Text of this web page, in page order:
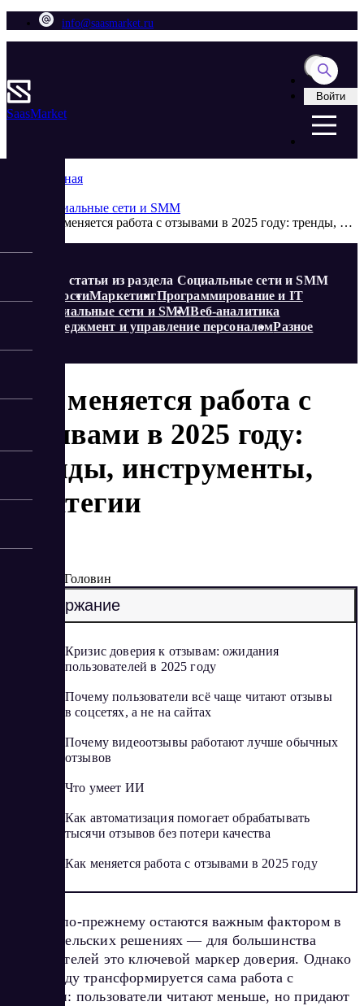
info@saasmarket.ru
SaasMarket
Войти
Главная
Социальные сети и SMM
Как меняется работа с отзывами в 2025 году: тренды, инструменты, стратегии
Еще статьи из раздела Социальные сети и SMM
НовостиМаркетингПрограммирование и IT
Социальные сети и SMMВеб-аналитика
Менеджмент и управление персоналомРазное
Как меняется работа с
отзывами в 2025 году:
тренды, инструменты,
стратегии
5/23/2025
Артур Головин
Содержание
Кризис доверия к отзывам: ожидания
пользователей в 2025 году
Почему пользователи всё чаще читают отзывы
в соцсетях, а не на сайтах
Почему видеоотзывы работают лучше обычных
отзывов
Что умеет ИИ
Как автоматизация помогает обрабатывать
тысячи отзывов без потери качества
Как меняется работа с отзывами в 2025 году
Отзывы по-прежнему остаются важным фактором в
потребительских решениях — для большинства
пользователей это ключевой маркер доверия. Однако
в 2025 году трансформируется сама работа с
отзывами: пользователи читают меньше, но придают